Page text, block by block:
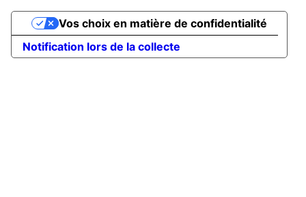
Notification lors de la collecte
Vos choix en matière de confidentialité